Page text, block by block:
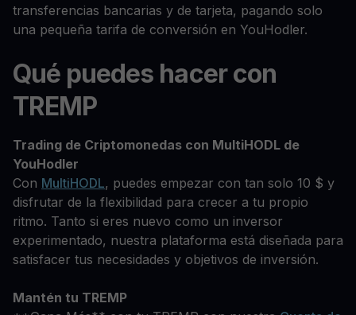
transferencias bancarias y de tarjeta, pagando solo
una pequeña tarifa de conversión en YouHodler.
Qué puedes hacer con
TREMP
Trading de Criptomonedas con MultiHODL de
YouHodler
Con MultiHODL, puedes empezar con tan solo 10 $ y
disfrutar de la flexibilidad para crecer a tu propio
ritmo. Tanto si eres nuevo como un inversor
experimentado, nuestra plataforma está diseñada para
satisfacer tus necesidades y objetivos de inversión.
Mantén tu TREMP